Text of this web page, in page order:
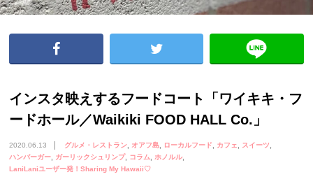
インスタ映えするフードコート「ワイキキ・フ
ードホール／Waikiki FOOD HALL Co.」
2020.06.13 グルメ・レストラン オアフ島 ローカルフード カフェ
スイーツ
ハンバーガー ガーリックシュリンプ コラム ホノルル
LaniLaniユーザー発！Sharing My Hawaii♡